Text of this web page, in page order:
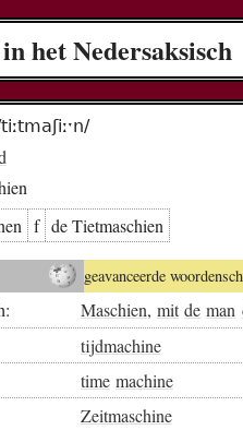
in het Nedersaksisch
f de Tiet­ma­schien
geavanceerde
Maschien, mit de man
tijdmachine
time machine
Zeitmaschine